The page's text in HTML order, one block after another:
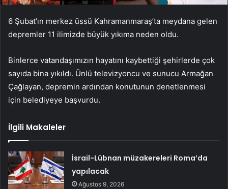
6 Şubat’ın merkez üssü Kahramanmaraş’ta meydana gelen
depremler 11 ilimizde büyük yıkıma neden oldu.
Binlerce vatandaşımızın hayatını kaybettiği şehirlerde çok
sayıda bina yıkıldı. Ünlü televizyoncu ve sunucu Armağan
Çağlayan, depremin ardından konutunun denetlenmesi
için belediyeye başvurdu.
İlgili Makaleler
İsrail-Lübnan müzakereleri Roma’da
yapılacak
Ağustos 9, 2026